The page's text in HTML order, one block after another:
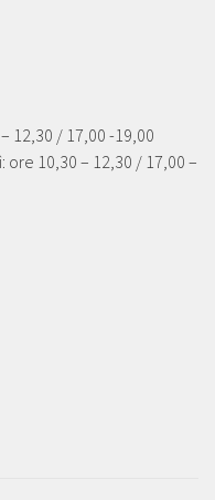
12,30 / 17,00 -19,00
10,30 – 12,30 / 17,00 –